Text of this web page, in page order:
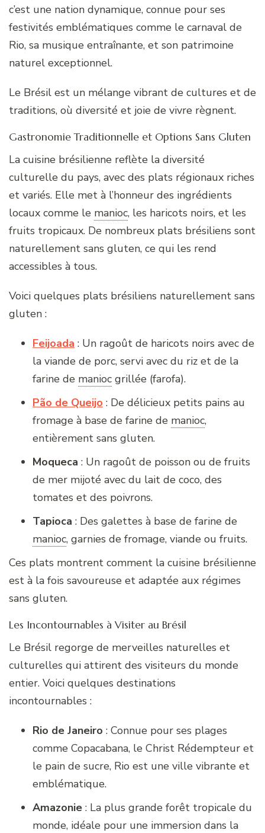
c’est une nation dynamique, connue pour ses
festivités emblématiques comme le carnaval de
Rio, sa musique entraînante, et son patrimoine
naturel exceptionnel.
Le Brésil est un mélange vibrant de cultures et de
traditions, où diversité et joie de vivre règnent.
Gastronomie Traditionnelle et Options Sans Gluten
La cuisine brésilienne reflète la diversité
culturelle du pays, avec des plats régionaux riches
et variés. Elle met à l’honneur des ingrédients
locaux comme le manioc, les haricots noirs, et les
fruits tropicaux. De nombreux plats brésiliens sont
naturellement sans gluten, ce qui les rend
accessibles à tous.
Voici quelques plats brésiliens naturellement sans
gluten :
Feijoada : Un ragoût de haricots noirs avec de
la viande de porc, servi avec du riz et de la
farine de manioc grillée (farofa).
Pão de Queijo : De délicieux petits pains au
fromage à base de farine de manioc,
entièrement sans gluten.
Moqueca : Un ragoût de poisson ou de fruits
de mer mijoté avec du lait de coco, des
tomates et des poivrons.
Tapioca : Des galettes à base de farine de
manioc, garnies de fromage, viande ou fruits.
Ces plats montrent comment la cuisine brésilienne
est à la fois savoureuse et adaptée aux régimes
sans gluten.
Les Incontournables à Visiter au Brésil
Le Brésil regorge de merveilles naturelles et
culturelles qui attirent des visiteurs du monde
entier. Voici quelques destinations
incontournables :
Rio de Janeiro : Connue pour ses plages
comme Copacabana, le Christ Rédempteur et
le pain de sucre, Rio est une ville vibrante et
emblématique.
Amazonie : La plus grande forêt tropicale du
monde, idéale pour une immersion dans la